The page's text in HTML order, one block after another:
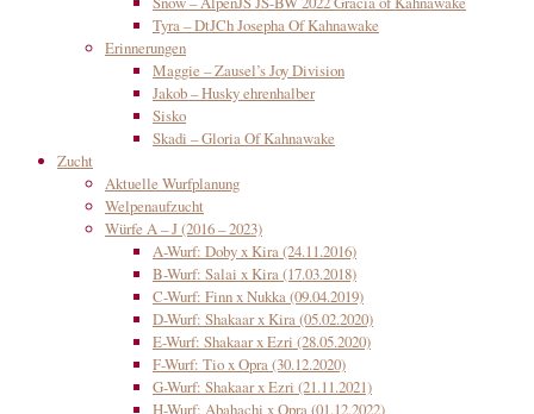
Tyra – DtJCh Josepha Of Kahnawake
Erinnerungen
Maggie – Zausel’s Joy Division
Jakob – Husky ehrenhalber
Sisko
Skadi – Gloria Of Kahnawake
Zucht
Aktuelle Wurfplanung
Welpenaufzucht
Würfe A – J (2016 – 2023)
A-Wurf: Doby x Kira (24.11.2016)
B-Wurf: Salai x Kira (17.03.2018)
C-Wurf: Finn x Nukka (09.04.2019)
D-Wurf: Shakaar x Kira (05.02.2020)
E-Wurf: Shakaar x Ezri (28.05.2020)
F-Wurf: Tio x Opra (30.12.2020)
G-Wurf: Shakaar x Ezri (21.11.2021)
H-Wurf: Abahachi x Opra (01.12.2022)